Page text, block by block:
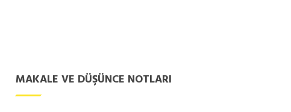
MAKALE VE DÜŞÜNCE NOTLARI